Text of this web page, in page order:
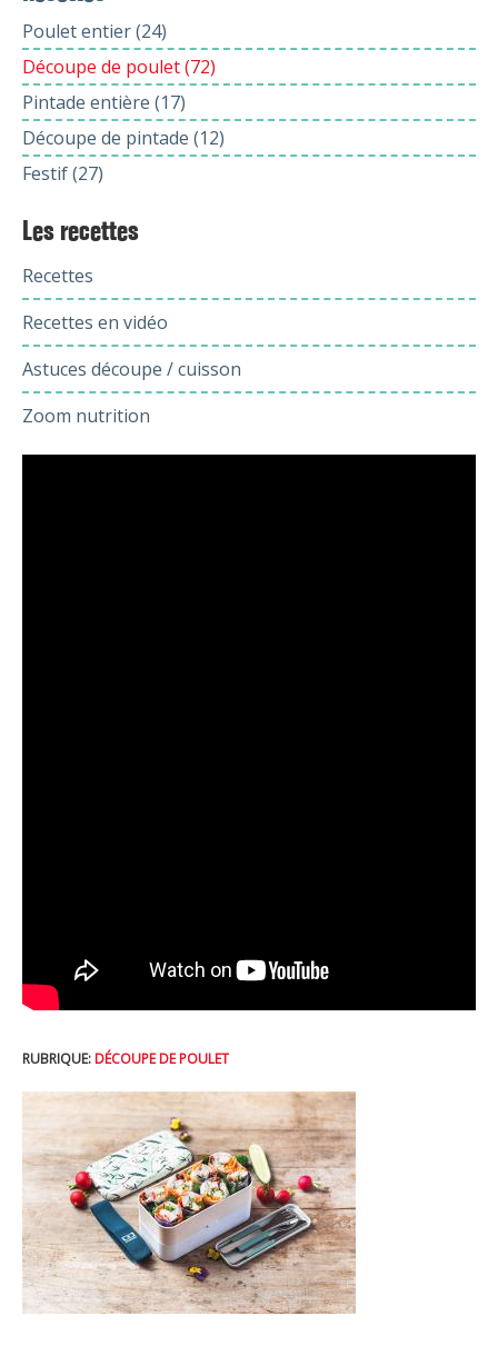
Poulet entier (24)
Découpe de poulet (72)
Pintade entière (17)
Découpe de pintade (12)
Festif (27)
Les recettes
Recettes
Recettes en vidéo
Astuces découpe / cuisson
Zoom nutrition
RUBRIQUE: DÉCOUPE DE POULET